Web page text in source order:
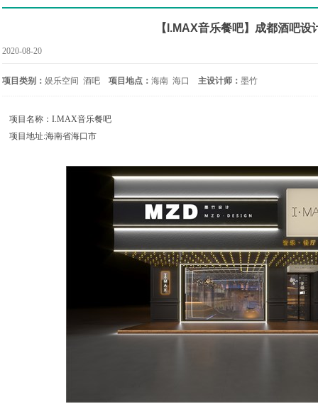
【I.MAX音乐餐吧】成都酒吧设
2020-08-20
项目类别： 娱乐空间 酒吧 项目地点： 海南 海口 主设计师： 墨竹
项目名称：I.MAX音乐餐吧
项目地址:海南省海口市